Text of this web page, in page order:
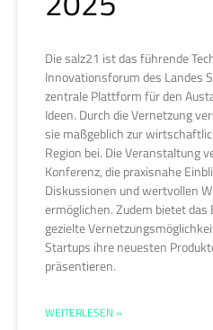
Die salz21 ist das führende
Innovationsforum des Landes
zentrale Plattform für den
Ideen. Durch die Vernetzung
sie maßgeblich zur
Region bei. Die Veranstaltung
Konferenz, die praxisnahe
Diskussionen und wertvollen
ermöglichen. Zudem bietet
gezielte
Startups ihre neuesten
präsentieren.
WEITERLESEN »